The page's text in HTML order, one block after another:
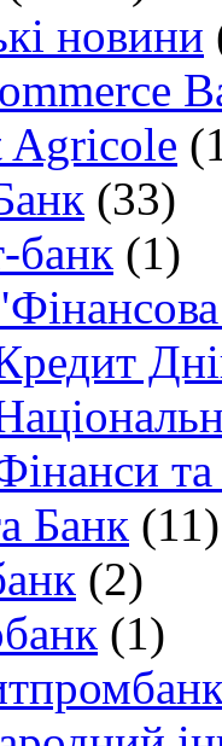
новини
Agricole
(33)
банк (1)
Банк (11)
(2)
(1)